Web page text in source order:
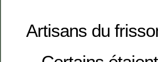
Artisans du